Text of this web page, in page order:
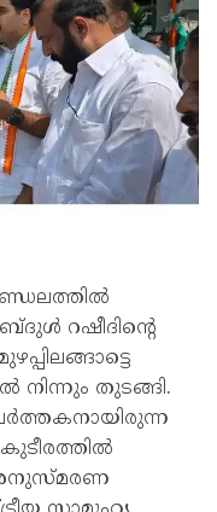
റഷീദിൻ്റെ
നിന്നും തുടങ്ങി.
അനുസ്മരണ